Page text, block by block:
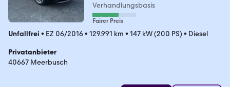
Verhandlungsbasis
Fairer Preis
Unfallfrei • EZ 06/2016• 129.991 km • 147 kW (200 PS) • Diesel
Privatanbieter
40667 Meerbusch